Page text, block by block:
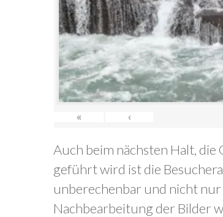
« ‹
Auch beim nächsten Halt,
geführt wird ist die
unberechenbar und nicht nur
Nachbearbeitung der Bilder